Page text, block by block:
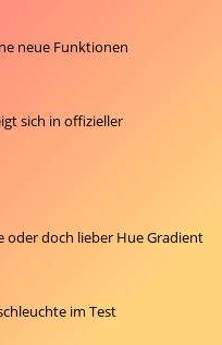
neue Funktionen
sich in offizieller
oder doch lieber Hue Gradient
im Test